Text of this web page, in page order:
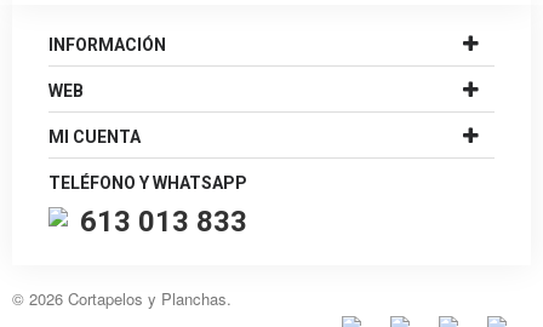
INFORMACIÓN
WEB
MI CUENTA
TELÉFONO Y WHATSAPP
613 013 833
© 2026 Cortapelos y Planchas.